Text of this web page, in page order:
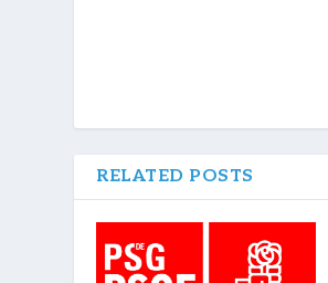
RELATED POSTS